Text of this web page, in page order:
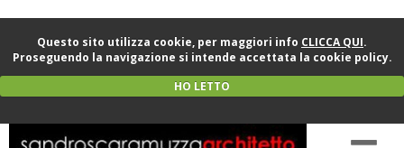
Questo sito utilizza cookie, per maggiori info CLICCA QUI.
Proseguendo la navigazione si intende accettata la cookie policy.
HO LETTO